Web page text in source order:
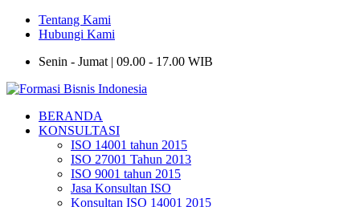
Tentang Kami
Hubungi Kami
Senin - Jumat | 09.00 - 17.00 WIB
BERANDA
KONSULTASI
ISO 14001 tahun 2015
ISO 27001 Tahun 2013
ISO 9001 tahun 2015
Jasa Konsultan ISO
Konsultan ISO 14001 2015